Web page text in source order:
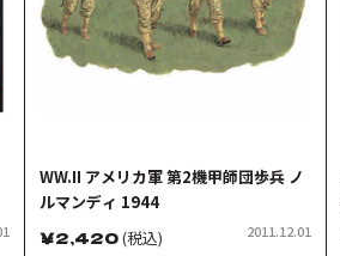
WW.II アメリカ軍 第2機甲師団歩兵 ノ
ルマンディ 1944
￥2,420(税込) 2011.12.01